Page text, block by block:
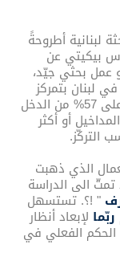
لبنانية أطروحةً
بيكيتي عن
عمل بحثي جيّد،
لبنان بتمركز
عالٍ جداً إذ إن 15% من السكان يستحوذون على 57% من الدخل
السكان على 10% من المداخيل أو أكثر
التركّز.
الذي ذهبت
تمتّ الى الدراسة
" !؟. تستسهل
ربّما لإبعاد أنظار
الحكم الفعلي في